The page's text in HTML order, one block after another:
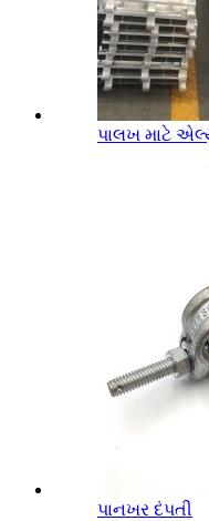
પાલખ માટે
પાનખર દંપતી